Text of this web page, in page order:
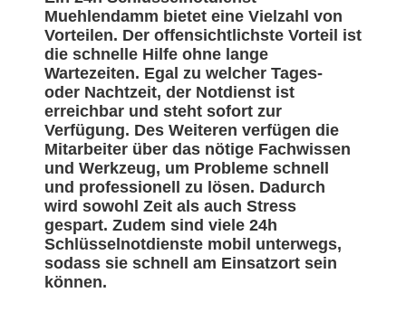
Muehlendamm bietet eine Vielzahl von
Vorteilen. Der offensichtlichste Vorteil ist
die schnelle Hilfe ohne lange
Wartezeiten. Egal zu welcher Tages-
oder Nachtzeit, der Notdienst ist
erreichbar und steht sofort zur
Verfügung. Des Weiteren verfügen die
Mitarbeiter über das nötige Fachwissen
und Werkzeug, um Probleme schnell
und professionell zu lösen. Dadurch
wird sowohl Zeit als auch Stress
gespart. Zudem sind viele 24h
Schlüsselnotdienste mobil unterwegs,
sodass sie schnell am Einsatzort sein
können.